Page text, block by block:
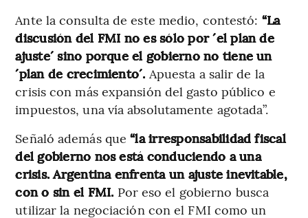
Ante la consulta de este medio, contestó: “La
discusión del FMI no es sólo por ´el plan de
ajuste´ sino porque el gobierno no tiene un
´plan de crecimiento´. Apuesta a salir de la
crisis con más expansión del gasto público e
impuestos, una vía absolutamente agotada”.
Señaló además que“la irresponsabilidad fiscal
del gobierno nos está conduciendo a una
crisis. Argentina enfrenta un ajuste inevitable,
con o sin el FMI. Por eso el gobierno busca
utilizar la negociación con el FMI como un